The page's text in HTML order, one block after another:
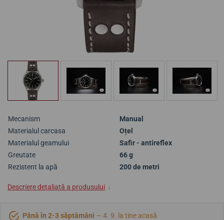
Mecanism
Manual
Materialul carcasa
Oțel
Materialul geamului
Safir - antireflex
Greutate
66 g
Rezistent la apă
200 de metri
Descriere detaliată a produsului ↓
Până în 2-3 săptămâni — 4. 9. la tine acasă